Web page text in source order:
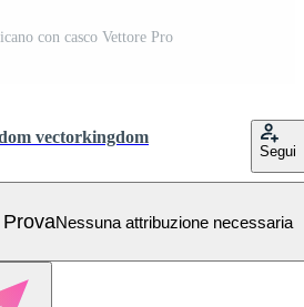
con casco Vettore Pro
vectorkingdom
Segui
Nessuna attribuzione necessaria